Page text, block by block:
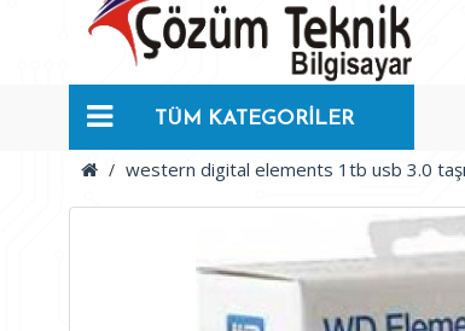
TÜM KATEGORİLER
western digital elements 1tb usb 3.0